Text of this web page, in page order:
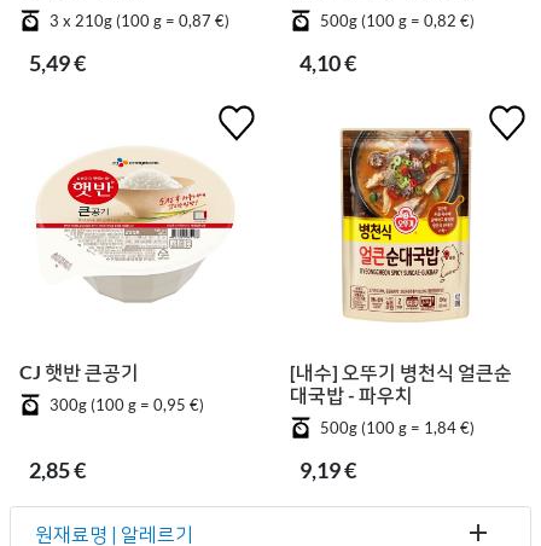
3 x 210g (100 g = 0,87 €)
5,49 €
500g (100 g = 0,82 €)
4,10 €
CJ 햇반 큰공기
300g (100 g = 0,95 €)
2,85 €
[내수] 오뚜기 병천식 얼큰순
대국밥 - 파우치
500g (100 g = 1,84 €)
9,19 €
원재료명 | 알레르기